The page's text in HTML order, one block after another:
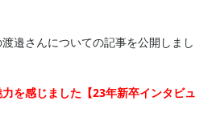
邉さんについての記事を公開しまし
を感じました【23年新卒インタビュ